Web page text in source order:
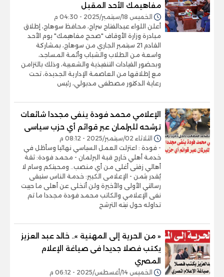
مفاهيمك الأحد المقبل
الخميس 18/سبتمبر/2025 - 04:30 م
أعلن اللواء عبدالفتاح سراج، محافظ سوهاج، إطلاق
مبادرة وزارة الأوقاف "صحح مفاهيمك" يوم الأحد
القادم 21 سبتمبر الجاري من سوهاج، بمشاركة
واسعة من الطلاب والشباب وأئمة المساجد،
وبحضور القيادات التنفيذية والشعبية، وذلك بالتزامن
مع إطلاقها من العاصمة الإدارية الجديدة، تحت
رعاية الدكتور مصطفى مدبولي، رئيس
الإعلامي محمد فودة ينفى مجددا شائعات
ترشحه للبرلمان عبر قوائم أي حزب سياسى
الثلاثاء 02/سبتمبر/2025 - 08:12 م
- فودة : اعتزلت العمل السياسي نهائيا وسأظل في
خدمة أهلي خارج قبة البرلمان - محمد فودة: ثقة
أهالي زفتى أغلى من أي منصب.. ومحبتكم وسام لا
يُقدر بثمن - الإعلامى الكبير: خدمة الناس ستبقى
رسالتي الأولى والأخيرة ولن أتخلى عن أهلى ما حييت
نفى الإعلامي والكاتب محمد فودة مجددا ما تم
تداوله حول نيته الترشح
« من الحرية إلى المهنية ».. خالد عبد العزيز
يكتب فصلا جديدا فى صياغة الإعلام
المصري
الخميس 14/أغسطس/2025 - 06:12 م